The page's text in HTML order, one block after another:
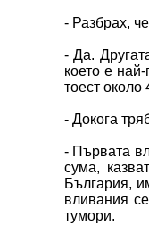
- Разбрах,
- Да.
което е
тоест около
- Докога
- Първата
сума,
България,
вливания
тумори.